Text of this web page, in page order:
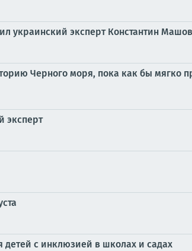
украинский эксперт Константин
Черного моря, пока как бы мягко
эксперт
с инклюзией в школах и садах